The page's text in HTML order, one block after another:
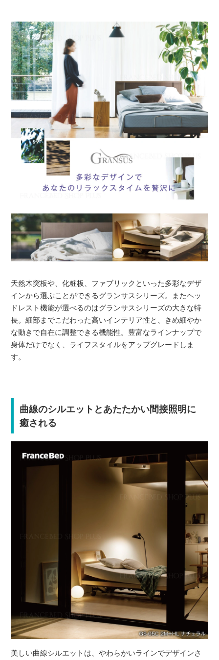
天然木突板や、化粧板、ファブリックといった多彩なデザ
インから選ぶことができるグランサスシリーズ。またヘッ
ドレスト機能が選べるのはグランサスシリーズの大きな特
長。細部までこだわった高いインテリア性と、きめ細やか
な動きで自在に調整できる機能性。豊富なラインナップで
身体だけでなく、ライフスタイルをアップグレードしま
す。
曲線のシルエットとあたたかい間接照明に
癒される
美しい曲線シルエットは、やわらかいラインでデザインさ